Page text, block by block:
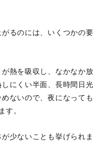
るのには、いくつかの要
熱を吸収し、なかなか放
にくい半面、長時間日光
ないので、夜になっても
す。
少ないことも挙げられま